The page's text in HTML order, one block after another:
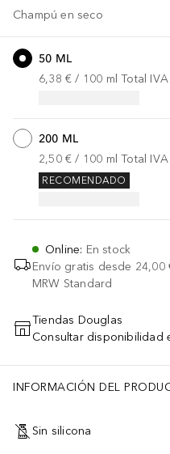
Champú en seco
50 ML
6,38 € / 100 ml Total IVA
200 ML
2,50 € / 100 ml Total IVA
RECOMENDADO
Online: En stock
Envío gratis desde 24,00
MRW Standard
AÑADIR
Tiendas Douglas
Consultar disponibilidad
INFORMACIÓN DEL
Sin silicona